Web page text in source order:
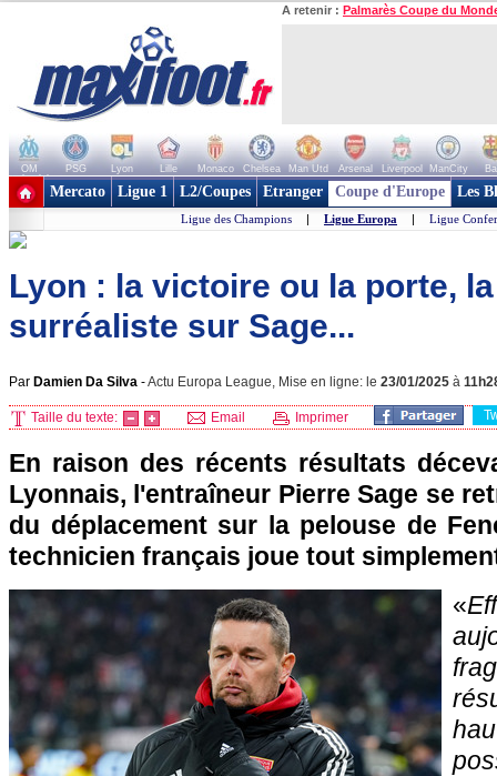
A retenir : Palmarès Coupe du
OM PSG Lyon Lille Monaco Chelsea Man Utd Arsenal Liverpool ManCity
+ de clubs
Mercato Ligue 1 L2/Coupes Etranger Coupe d'Europe Les
Ligue des Champions | Ligue Europa | Ligue
Lyon : la victoire ou la porte,
surréaliste sur Sage...
Par Damien Da Silva -Actu Europa League, Mise en ligne: le 23/01/2025 à
Taille du texte: Email Imprimer
En raison des récents résultats
Lyonnais, l'entraîneur Pierre Sage se
du déplacement sur la pelouse de
technicien français joue tout
«